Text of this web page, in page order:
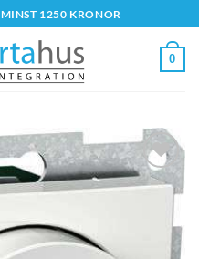
1250 KRONOR
0